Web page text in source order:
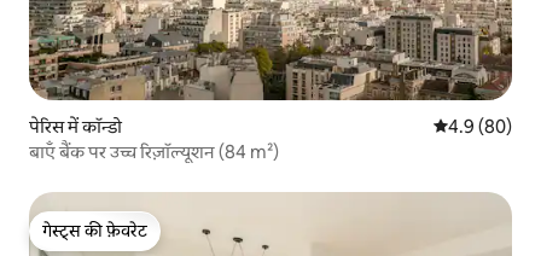
पेरिस में कॉन्डो औसत रेटिंग 5 में
4.9 (80)
बाएँ बैंक पर उच्च रिज़ॉल्यूशन (84 m²)
गेस्ट्स की फ़ेवरेट
गेस्ट्स की फ़ेवरेट